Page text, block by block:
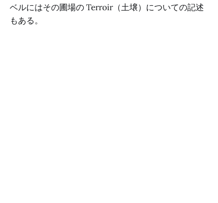
ベルにはその圃場の Terroir（土壌）についての記述
もある。